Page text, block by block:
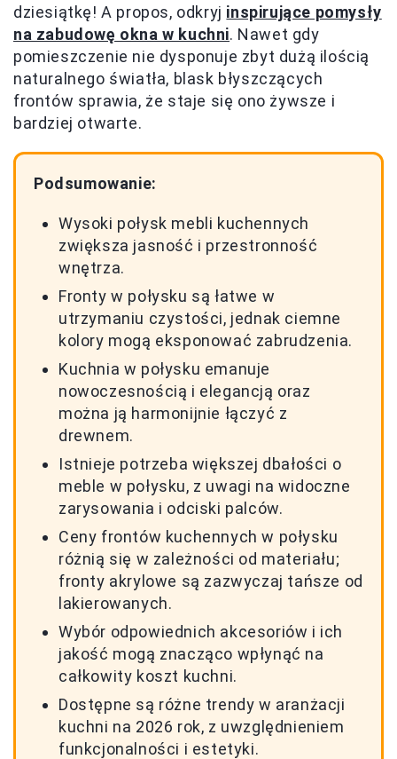
dziesiątkę! A propos, odkryj inspirujące pomysły
na zabudowę okna w kuchni. Nawet gdy
pomieszczenie nie dysponuje zbyt dużą ilością
naturalnego światła, blask błyszczących
frontów sprawia, że staje się ono żywsze i
bardziej otwarte.
Podsumowanie:
Wysoki połysk mebli kuchennych
zwiększa jasność i przestronność
wnętrza.
Fronty w połysku są łatwe w
utrzymaniu czystości, jednak ciemne
kolory mogą eksponować zabrudzenia.
Kuchnia w połysku emanuje
nowoczesnością i elegancją oraz
można ją harmonijnie łączyć z
drewnem.
Istnieje potrzeba większej dbałości o
meble w połysku, z uwagi na widoczne
zarysowania i odciski palców.
Ceny frontów kuchennych w połysku
różnią się w zależności od materiału;
fronty akrylowe są zazwyczaj tańsze od
lakierowanych.
Wybór odpowiednich akcesoriów i ich
jakość mogą znacząco wpłynąć na
całkowity koszt kuchni.
Dostępne są różne trendy w aranżacji
kuchni na 2026 rok, z uwzględnieniem
funkcjonalności i estetyki.